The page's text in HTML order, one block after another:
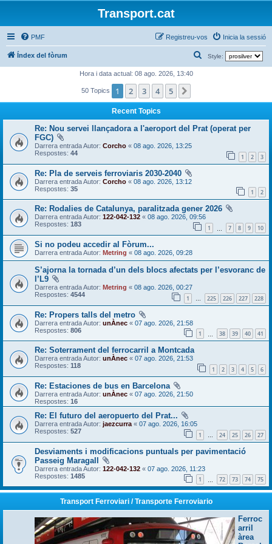
Transport.cat
PMF Inicia la sessió
Registreu-vos
Índex del fòrum Style:
e
Hora i data actual: 08 ago. 2026, 13:40
50 Topics 1 2 3 4 5
Recent Topics
Re: Nou servei llançadora a l'aeroport del Prat (operat per
FGC)
Darrera entrada Autor: Corcho « 08 ago. 2026, 13:25
Respostes: 44 1 2 3
Re: Pla de serveis ferroviaris 2030-2040
Darrera entrada Autor: Corcho « 08 ago. 2026, 13:12
Respostes: 35 1 2
Re: Rodalies de Catalunya, paralitzada gener 2026
Darrera entrada Autor: 122-042-132 « 08 ago. 2026, 09:56
Respostes: 183 1 7 8 9 10
Si no podeu accedir al Fòrum...
Darrera entrada Autor: Metring « 08 ago. 2026, 09:28
S’ajorna la tornada d’un dels blocs afectats per l’esvoranc de
l’L9
Darrera entrada Autor: Metring « 08 ago. 2026, 00:27
Respostes: 4544 1 … 225 226 227 228
Re: Propers talls del metro
Darrera entrada Autor: unÀnec « 07 ago. 2026, 21:58
Respostes: 806 1 38 39 40 41
Re: Soterrament del ferrocarril a Montcada
Darrera entrada Autor: unÀnec « 07 ago. 2026, 21:53
Respostes: 118 1 2 3 4 5 6
Re: Estaciones de bus en Barcelona
Darrera entrada Autor: unÀnec « 07 ago. 2026, 21:50
Respostes: 16
Re: El futuro del aeropuerto del Prat...
Darrera entrada Autor: jaezcurra « 07 ago. 2026, 16:05
Respostes: 527 1 … 24 25 26 27
Desviaments i modificacions puntuals per pavimentació
Passeig Maragall
Darrera entrada Autor: 122-042-132 « 07 ago. 2026, 11:23
Respostes: 1485 1 72 73 74 75
Transport Ferroviari / Transporte Ferroviario
Ferroc
arril
àrea